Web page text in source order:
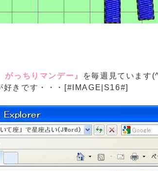
っちりマンデー』
を毎週見ています
好きです・・・[#IMAGE|S16#]